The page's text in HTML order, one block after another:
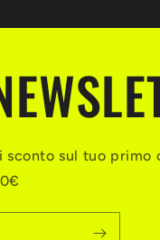
sul tuo primo